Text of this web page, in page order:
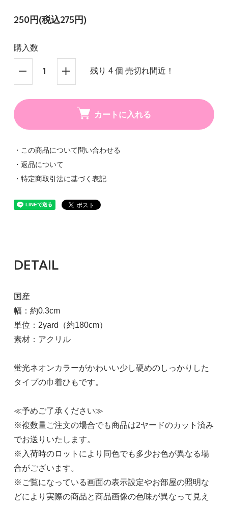
250円(税込275円)
購入数
残り 4 個 売切れ間近！
カートに入れる
・この商品について問い合わせる
・返品について
・特定商取引法に基づく表記
DETAIL
国産
幅：約0.3cm
単位：2yard（約180cm）
素材：アクリル
蛍光ネオンカラーがかわいい少し硬めのしっかりした
タイプの巾着ひもです。
≪予めご了承ください≫
※複数量ご注文の場合でも商品は2ヤードのカット済み
でお送りいたします。
※入荷時のロットにより同色でも多少お色が異なる場
合がございます。
※ご覧になっている画面の表示設定やお部屋の照明な
どにより実際の商品と商品画像の色味が異なって見え